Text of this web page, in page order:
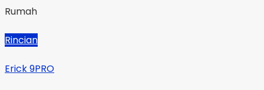
Rumah
Rincian
Erick 9PRO